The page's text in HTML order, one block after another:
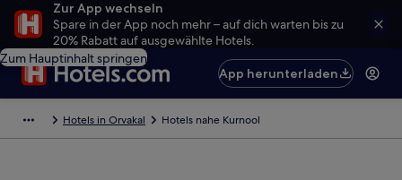
Zur App wechseln
Spare in der App noch mehr – auf dich warten bis zu
20% Rabatt auf ausgewählte Hotels.
Zum Hauptinhalt springen
App herunterladen
Hotels in Orvakal Hotels nahe Kurnool